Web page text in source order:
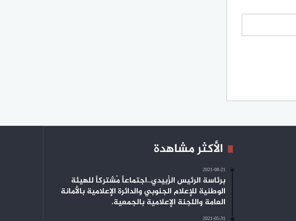
الأكثر مشاهدة
2021-08-21
برئاسة الرئيس الزُبيدي..اجتماعاً مُشتركاً للهيئة
الوطنية للإعلام الجنوبي والدائرة الإعلامية بالأمانة
العامة واللجنة الإعلامية بالجمعية.
2021-05-31